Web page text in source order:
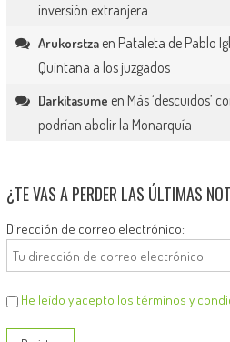
inversión extranjera
Arukorstzaen Pataleta de Pablo
Quintana a los juzgados
Darkitasume en Más ‘descuidos’
podrían abolir la Monarquía
¿TE VAS A PERDER LAS ÚLTIMAS
Dirección de correo electrónico:
He leído y acepto los términos y